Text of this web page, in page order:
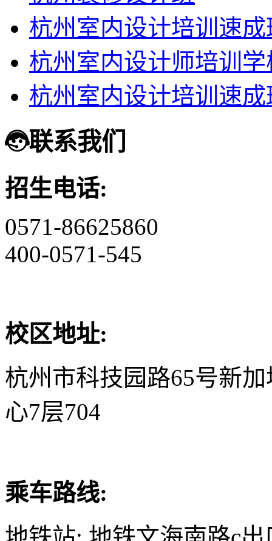
杭州室内设计培训速成
杭州室内设计师培训
杭州室内设计培训速成
联系我们
招生电话:
0571-86625860
400-0571-545
校区地址:
杭州市科技园路65号新
心7层704
乘车路线: